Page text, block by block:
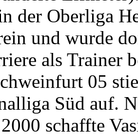
der Oberliga
und wurde
als Trainer
05
Süd auf.
schaffte